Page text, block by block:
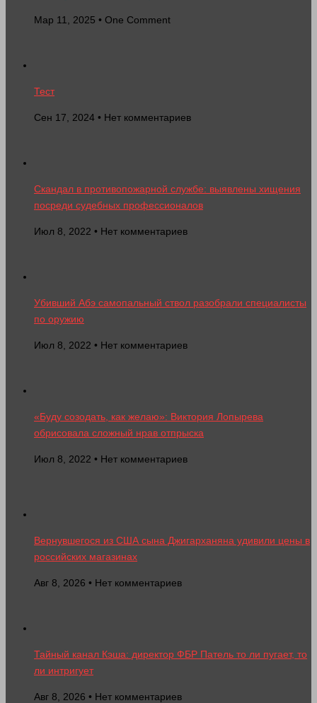
Мар 11, 2025 • One Comment
Тест
Сен 17, 2024 • Нет комментариев
Скандал в противопожарной службе: выявлены хищения
посреди судебных профессионалов
Июл 8, 2022 • Нет комментариев
Убивший Абэ самопальный ствол разобрали специалисты
по оружию
Июл 8, 2022 • Нет комментариев
«Буду созодать, как желаю»: Виктория Лопырева
обрисовала сложный нрав отпрыска
Июл 8, 2022 • Нет комментариев
Вернувшегося из США сына Джигарханяна удивили цены в
российских магазинах
Авг 8, 2026 • Нет комментариев
Тайный канал Кэша: директор ФБР Патель то ли пугает, то
ли интригует
Авг 8, 2026 • Нет комментариев